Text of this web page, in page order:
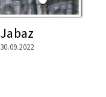
Jabaz
30.09.2022